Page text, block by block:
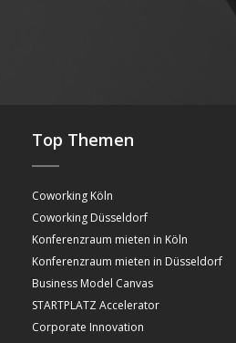
Top Themen
Coworking Köln
Coworking Düsseldorf
Konferenzraum mieten in Köln
Konferenzraum mieten in Düsseldorf
Business Model Canvas
STARTPLATZ Accelerator
Corporate Innovation